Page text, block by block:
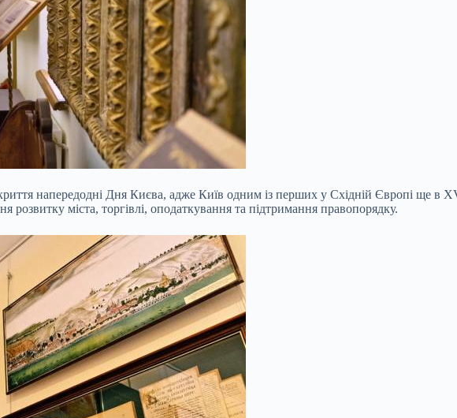
напередодні Дня Києва, адже Київ одним із перших у Східній Європі ще в
розвитку міста, торгівлі, оподаткування та підтримання правопорядку.